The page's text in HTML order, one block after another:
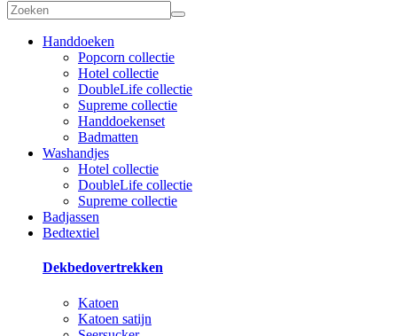
Handdoeken
Popcorn collectie
Hotel collectie
DoubleLife collectie
Supreme collectie
Handdoekenset
Badmatten
Washandjes
Hotel collectie
DoubleLife collectie
Supreme collectie
Badjassen
Bedtextiel
Dekbedovertrekken
Katoen
Katoen satijn